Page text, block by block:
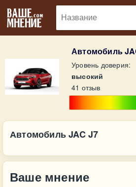
Автомобиль
Уровень доверия:
высокий
41 отзыв
Автомобиль JAC J7
Ваше мнение